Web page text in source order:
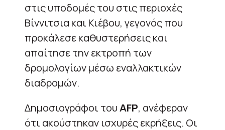
στις υποδομές του στις περιοχές
Βίννιτσια και Κιέβου, γεγονός που
προκάλεσε καθυστερήσεις και
απαίτησε την εκτροπή των
δρομολογίων μέσω εναλλακτικών
διαδρομών.
Δημοσιογράφοι τουAFP, ανέφεραν
ότι ακούστηκαν ισχυρές εκρήξεις. Οι